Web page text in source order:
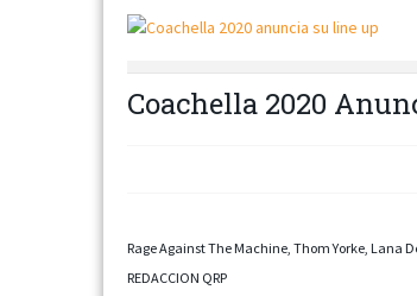
Coachella 2020
Rage Against The Machine, Thom Yorke, Lana
REDACCION QRP